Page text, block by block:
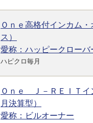
Ｏｎｅ高格付インカム
ス）
愛称：ハッピークローバ
ハピクロ毎月
Ｏｎｅ Ｊ－ＲＥＩＴイ
月決算型）
愛称：ビルオーナー